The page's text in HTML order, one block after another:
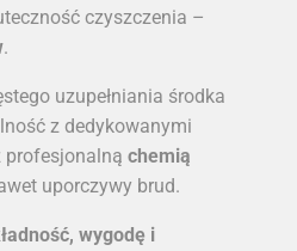
czyszczenia –
.
uzupełniania środka
z dedykowanymi
profesjonalną chemią
uporczywy brud.
wygodę i